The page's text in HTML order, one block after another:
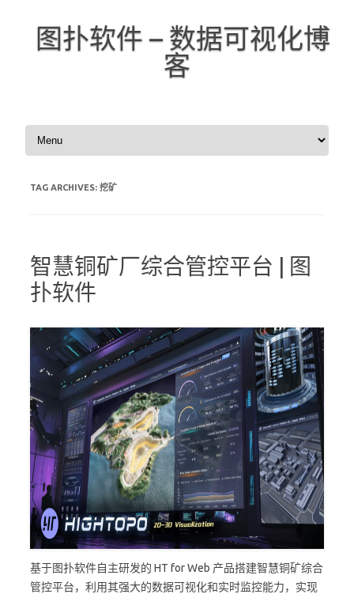
图扑软件 – 数据可视化博
客
Skip to content
TAG ARCHIVES: 挖矿
智慧铜矿厂综合管控平台 | 图
扑软件
基于图扑软件自主研发的 HT for Web 产品搭建智慧铜矿综合
管控平台，利用其强大的数据可视化和实时监控能力，实现